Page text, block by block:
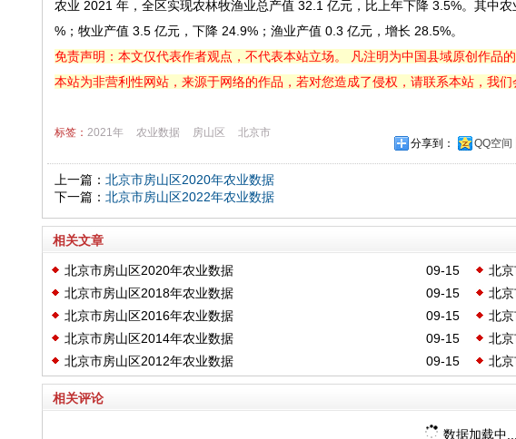
农业 2021 年，全区实现农林牧渔业总产值 32.1 亿元，比上年下降 3.5%。其中
%；牧业产值 3.5 亿元，下降 24.9%；渔业产值 0.3 亿元，增长 28.5%。
免责声明：本文仅代表作者观点，不代表本站立场。 凡注明为中国县域原创作品
本站为非营利性网站，来源于网络的作品，若对您造成了侵权，请联系本站，我们
标签： 2021年 农业数据 房山区
北京市
分享到：
QQ空间
上一篇： 北京市房山区2020年农业数据
下一篇： 北京市房山区2022年农业数据
相关文章
09-15
北京市房山区2020年农业数据
北
09-15
北京市房山区2018年农业数据
北
09-15
北京市房山区2016年农业数据
北
09-15
北京市房山区2014年农业数据
北
09-15
北京市房山区2012年农业数据 北
相关评论
数据加载中...